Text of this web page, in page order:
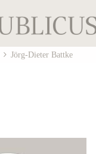
Jörg-Dieter Battke